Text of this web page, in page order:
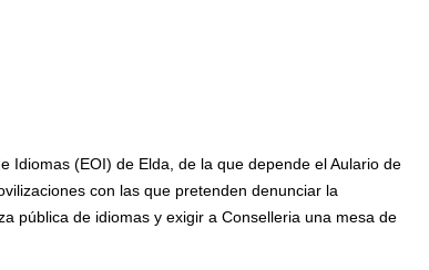
Idiomas (EOI) de Elda, de la que depende el Aulario de
con las que pretenden denunciar la
pública de idiomas y exigir a Conselleria una mesa de